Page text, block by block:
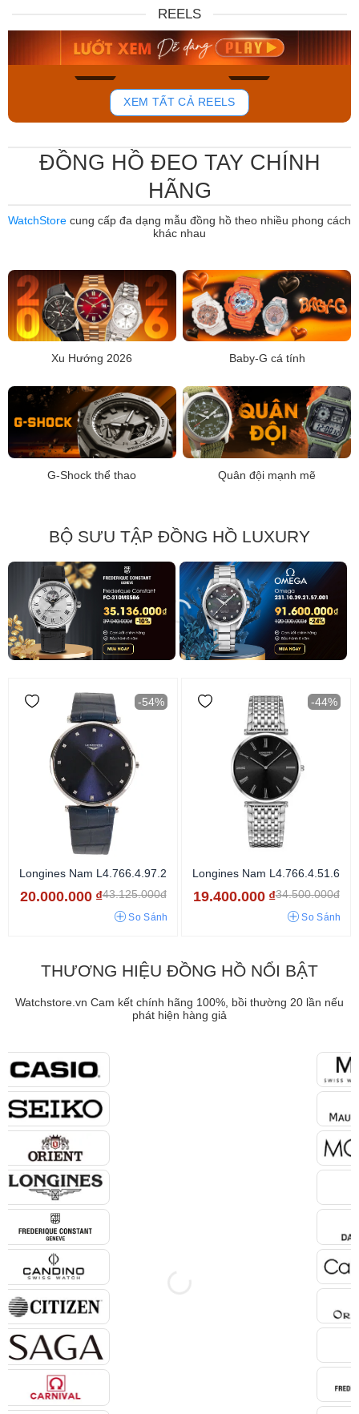
REELS
764
Mua ngay Mua ngay
XEM TẤT CẢ REELS
ĐỒNG HỒ ĐEO TAY CHÍNH
HÃNG
WatchStore cung cấp đa dạng mẫu đồng hồ theo nhiều phong cách
khác nhau
Xu Hướng 2026 Baby-G cá tính
G-Shock thể thao Quân đội mạnh mẽ
BỘ SƯU TẬP ĐỒNG HỒ LUXURY
-54%
Longines Nam L4.766.4.97.2
20.000.000 ₫43.125.000đ
So Sánh
-44%
Longines Nam L4.766.4.51.6
19.400.000 ₫34.500.000đ
So Sánh
THƯƠNG HIỆU ĐỒNG HỒ NỔI BẬT
Watchstore.vn Cam kết chính hãng 100%, bồi thường 20 lần nếu
phát hiện hàng giả